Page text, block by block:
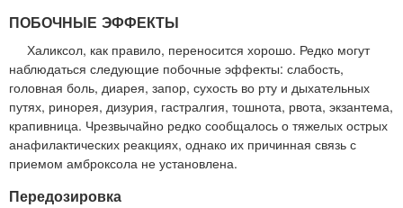
ПОБОЧНЫЕ ЭФФЕКТЫ
Халиксол, как правило, переносится хорошо. Редко могут
наблюдаться следующие побочные эффекты: слабость,
головная боль, диарея, запор, сухость во рту и дыхательных
путях, ринорея, дизурия, гастралгия, тошнота, рвота, экзантема,
крапивница. Чрезвычайно редко сообщалось о тяжелых острых
анафилактических реакциях, однако их причинная связь с
приемом амброксола не установлена.
Передозировка